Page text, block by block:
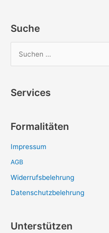
Suche
h
n
a
c
h
:
Services
Formalitäten
Impressum
AGB
Widerrufsbelehrung
Datenschutzbelehrung
Unterstützen